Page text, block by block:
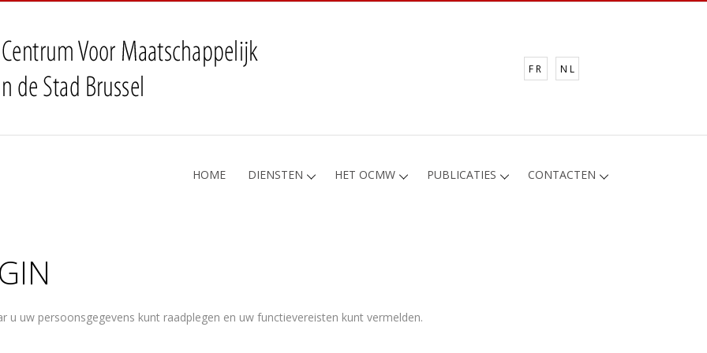
FR NL
HOME DIENSTEN HET OCMW PUBLICATIES CONTACTEN
u uw persoonsgegevens kunt raadplegen en uw functievereisten kunt vermelden.